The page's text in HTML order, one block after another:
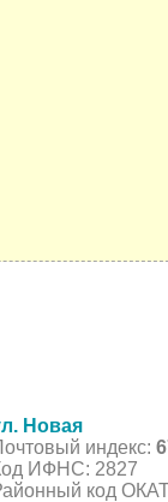
Новая
индекс:
ИФНС: 2827
код